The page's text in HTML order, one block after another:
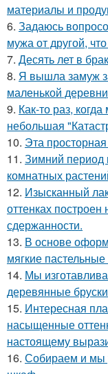
материалы и
6. Задаюсь
мужа от другой,
7. Десять лет в
8. Я вышла замуж
маленькой
9. Как-то раз,
небольшая
10. Эта
11. Зимний период
комнатных
12. Изысканный
оттенках построен
сдержанности.
13. В основе
мягкие пастельные
14. Мы
деревянные
15. Интересная
насыщенные
настоящему
16. Собираем и мы